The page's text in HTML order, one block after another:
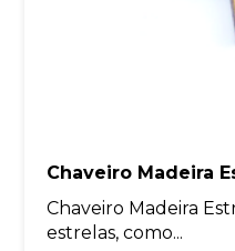
Chaveiro Madeira
Chaveiro Madeira
estrelas, como...